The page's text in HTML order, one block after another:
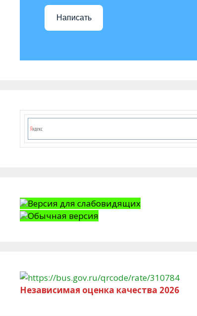
Написать
Версия для слабовидящих
Обычная версия
Независимая оценка качества 2026